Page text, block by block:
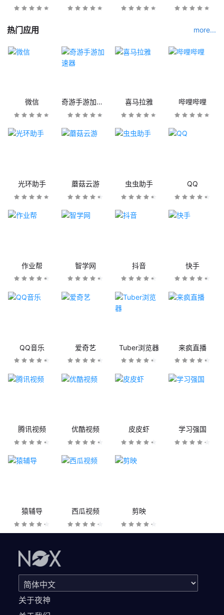
热门应用 more...
微信 奇游手游加速器 喜马拉雅 哔哩哔哩
光环助手 蘑菇云游 虫虫助手 QQ
作业帮 智学网 抖音 快手
QQ音乐 爱奇艺 Tuber浏览器 来疯直播
腾讯视频 优酷视频 皮皮虾 学习强国
猿辅导 西瓜视频 剪映
关于夜神